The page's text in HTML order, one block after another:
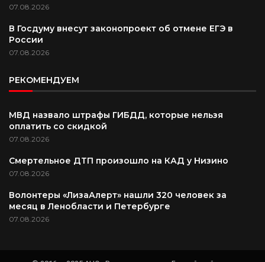
07.08.2026
В Госдуму внесут законопроект об отмене ЕГЭ в
России
07.08.2026
РЕКОМЕНДУЕМ
МВД назвало штрафы ГИБДД, которые нельзя
оплатить со скидкой
07.08.2026
Смертельное ДТП произошло на КАД у Низино
07.08.2026
Волонтеры «ЛизаАлерт» нашли 320 человек за
месяц в Ленобласти и Петербурге
07.08.2026